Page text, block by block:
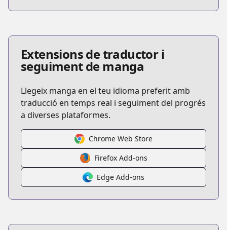
Extensions de traductor i
seguiment de manga
Llegeix manga en el teu idioma preferit amb
traducció en temps real i seguiment del progrés
a diverses plataformes.
Chrome Web Store
Firefox Add-ons
Edge Add-ons